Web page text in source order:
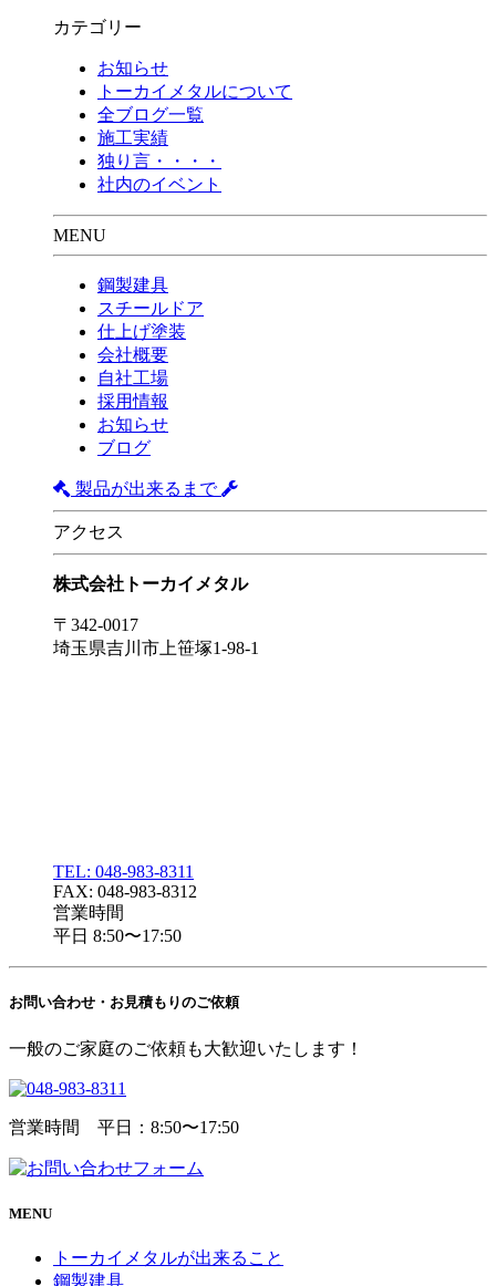
カテゴリー
お知らせ
トーカイメタルについて
全ブログ一覧
施工実績
独り言・・・・
社内のイベント
MENU
鋼製建具
スチールドア
仕上げ塗装
会社概要
自社工場
採用情報
お知らせ
ブログ
製品が出来るまで
アクセス
株式会社トーカイメタル
〒342-0017
埼玉県吉川市上笹塚1-98-1
TEL: 048-983-8311
FAX: 048-983-8312
営業時間
平日 8:50〜17:50
お問い合わせ・ お見積もりのご依頼
一般のご家庭のご依頼も大歓迎いたします！
営業時間 平日：8:50〜17:50
MENU
トーカイメタルが出来ること
鋼製建具